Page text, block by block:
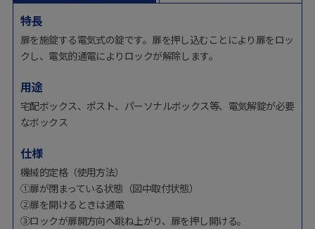
特長
扉を施錠する電気式の錠です。扉を押し込むことにより扉をロッ
クし、電気的通電によりロックが解除します。
用途
宅配ボックス、ポスト、パーソナルボックス等、電気解錠が必要
なボックス
仕様
機械的定格（使用方法）
①扉が閉まっている状態（図中取付状態）
②扉を開けるときは通電
③ロックが扉開方向へ跳ね上がり、扉を押し開ける。